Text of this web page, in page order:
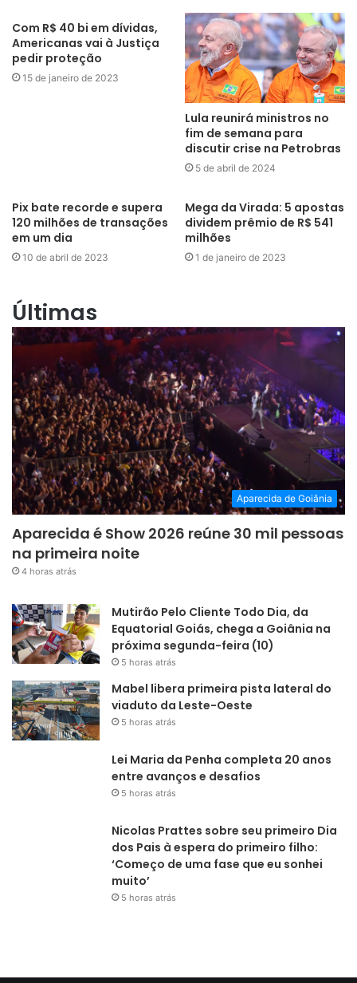
Com R$ 40 bi em dívidas,
Americanas vai à Justiça
pedir proteção
15 de janeiro de 2023
Lula reunirá ministros no
fim de semana para
discutir crise na Petrobras
5 de abril de 2024
Pix bate recorde e supera
120 milhões de transações
em um dia
10 de abril de 2023
Mega da Virada: 5 apostas
dividem prêmio de R$ 541
milhões
1 de janeiro de 2023
Últimas
Aparecida de Goiânia
Aparecida é Show 2026 reúne 30 mil pessoas
na primeira noite
4 horas atrás
Mutirão Pelo Cliente Todo Dia, da
Equatorial Goiás, chega a Goiânia na
próxima segunda-feira (10)
5 horas atrás
Mabel libera primeira pista lateral do
viaduto da Leste-Oeste
5 horas atrás
Lei Maria da Penha completa 20 anos
entre avanços e desafios
5 horas atrás
Nicolas Prattes sobre seu primeiro Dia
dos Pais à espera do primeiro filho:
‘Começo de uma fase que eu sonhei
muito’
5 horas atrás